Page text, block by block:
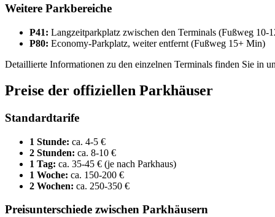
Weitere Parkbereiche
P41: Langzeitparkplatz zwischen den Terminals (Fußweg 10-
P80: Economy-Parkplatz, weiter entfernt (Fußweg 15+ Min)
Detaillierte Informationen zu den einzelnen Terminals finden Sie in
Preise der offiziellen Parkhäuser
Standardtarife
1 Stunde: ca. 4-5 €
2 Stunden: ca. 8-10 €
1 Tag: ca. 35-45 € (je nach Parkhaus)
1 Woche: ca. 150-200 €
2 Wochen: ca. 250-350 €
Preisunterschiede zwischen Parkhäusern